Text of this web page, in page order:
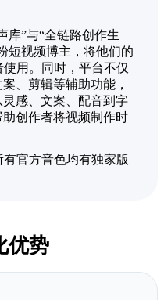
库”与“全链路创作生
短视频博主，将他们的
用。同时，平台不仅
、剪辑等辅助功能，
感、文案、配音到字
创作者将视频制作时
官方音色均有独家版
优势